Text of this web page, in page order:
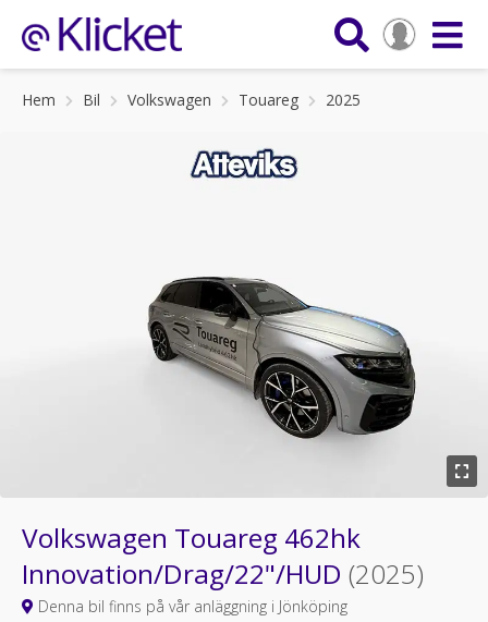
Hem Bil Volkswagen Touareg 2025
Volkswagen Touareg 462hk
Innovation/Drag/22"/HUD (2025)
Denna bil finns på vår anläggning i Jönköping